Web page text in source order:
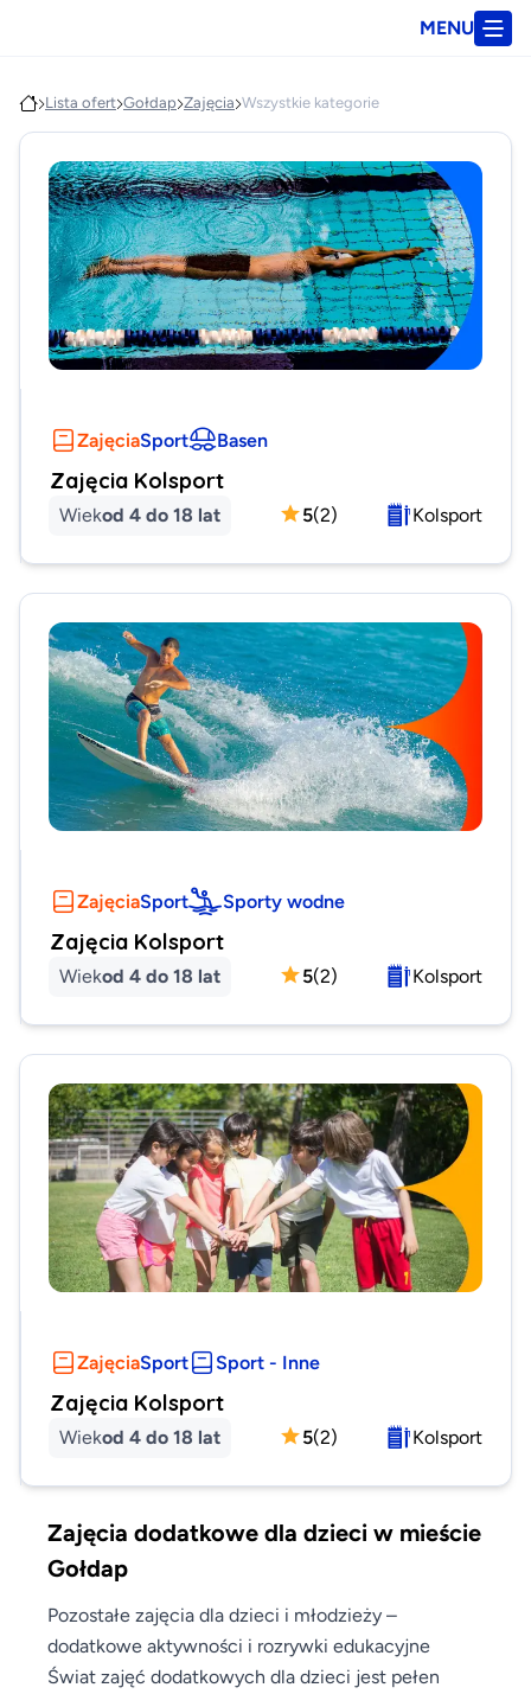
MENU
Lista ofert Gołdap Zajęcia Wszystkie kategorie
ZajęciaSport Basen
Zajęcia Kolsport
Wiekod 4 do 18 lat 5(2) Kolsport
ZajęciaSport Sporty wodne
Zajęcia Kolsport
Wiekod 4 do 18 lat 5(2) Kolsport
ZajęciaSport Sport - Inne
Zajęcia Kolsport
Wiekod 4 do 18 lat 5(2) Kolsport
Zajęcia dodatkowe dla dzieci w mieście
Gołdap
Pozostałe zajęcia dla dzieci i młodzieży –
dodatkowe aktywności i rozrywki edukacyjne
Świat zajęć dodatkowych dla dzieci jest pełen